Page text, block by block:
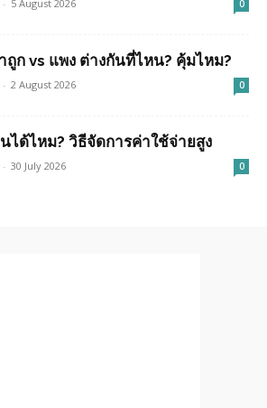
- 5 August 2026 0
ถูก vs แพง ต่างกันที่ไหน? คุ้มไหม?
- 2 August 2026 0
ได้ไหม? วิธีจัดการค่าใช้จ่ายสูง
- 30 July 2026 0